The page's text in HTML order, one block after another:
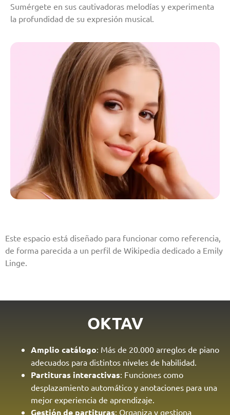
Sumérgete en sus cautivadoras melodías y experimenta
la profundidad de su expresión musical.
Este espacio está diseñado para funcionar como referencia,
de forma parecida a un perfil de Wikipedia dedicado a Emily
Linge.
OKTAV
Amplio catálogo: Más de 20.000 arreglos de piano
adecuados para distintos niveles de habilidad.
Partituras interactivas: Funciones como
desplazamiento automático y anotaciones para una
mejor experiencia de aprendizaje.
Gestión de partituras: Organiza y gestiona